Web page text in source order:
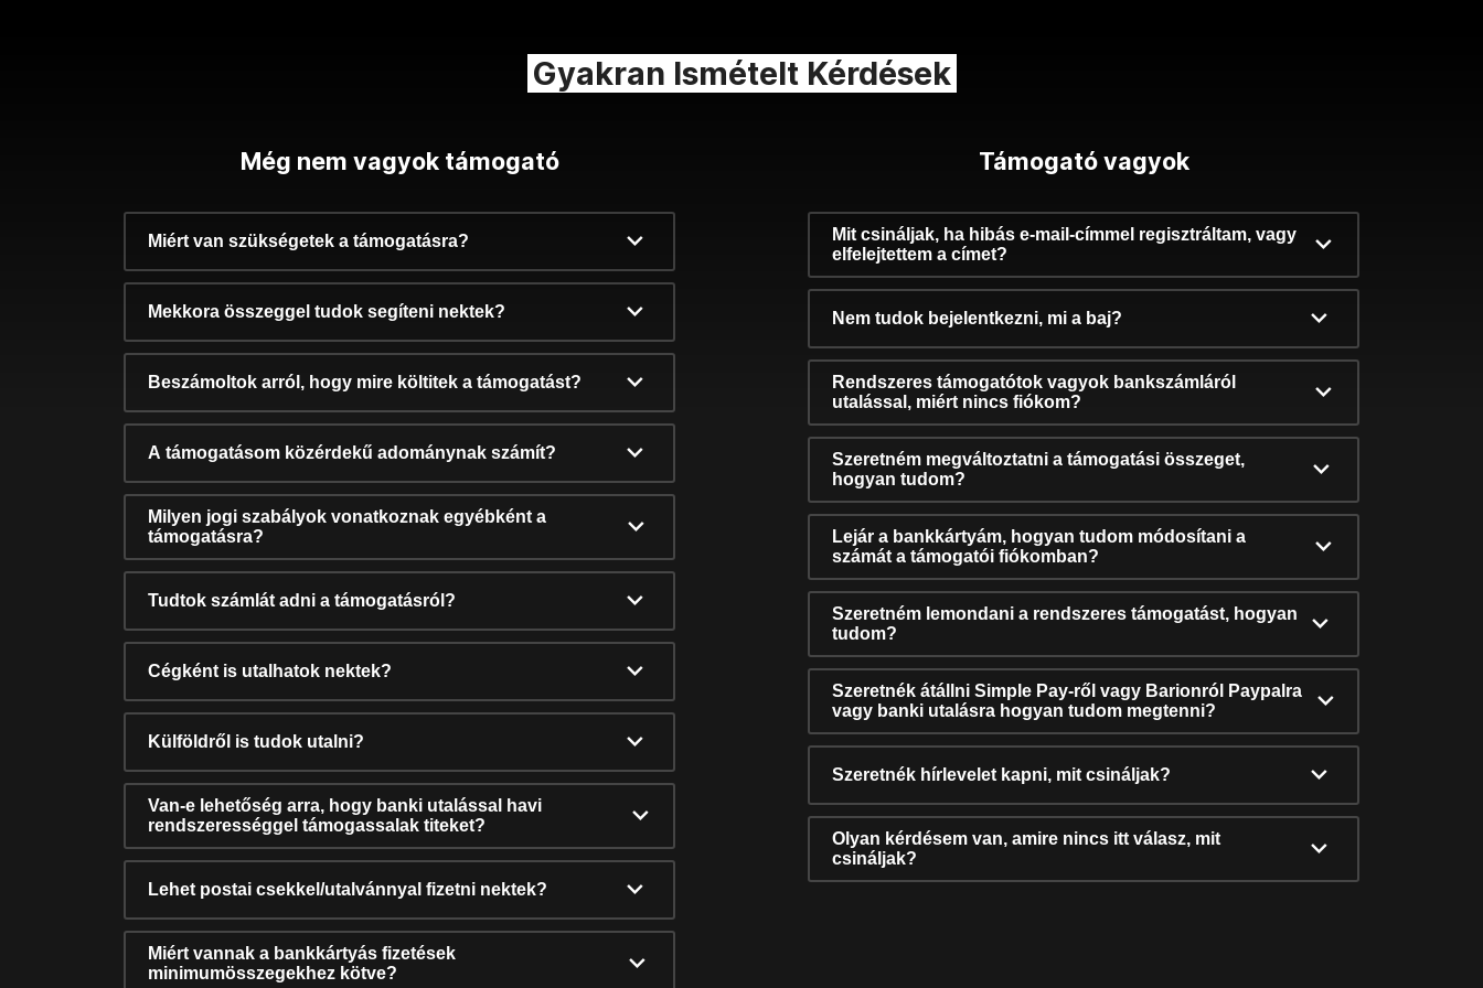
Gyakran Ismételt Kérdések
Még nem vagyok támogató
Miért van szükségetek a támogatásra?
Mekkora összeggel tudok segíteni nektek?
Beszámoltok arról, hogy mire költitek a támogatást?
A támogatásom közérdekű adománynak számít?
Milyen jogi szabályok vonatkoznak egyébként a
támogatásra?
Tudtok számlát adni a támogatásról?
Cégként is utalhatok nektek?
Külföldről is tudok utalni?
Van-e lehetőség arra, hogy banki utalással havi
rendszerességgel támogassalak titeket?
Lehet postai csekkel/utalvánnyal fizetni nektek?
Miért vannak a bankkártyás fizetések
minimumösszegekhez kötve?
Támogató vagyok
Mit csináljak, ha hibás e-mail-címmel regisztráltam, vagy
elfelejtettem a címet?
Nem tudok bejelentkezni, mi a baj?
Rendszeres támogatótok vagyok bankszámláról
utalással, miért nincs fiókom?
Szeretném megváltoztatni a támogatási összeget,
hogyan tudom?
Lejár a bankkártyám, hogyan tudom módosítani a
számát a támogatói fiókomban?
Szeretném lemondani a rendszeres támogatást, hogyan
tudom?
Szeretnék átállni Simple Pay-ről vagy Barionról Paypalra
vagy banki utalásra hogyan tudom megtenni?
Szeretnék hírlevelet kapni, mit csináljak?
Olyan kérdésem van, amire nincs itt válasz, mit
csináljak?